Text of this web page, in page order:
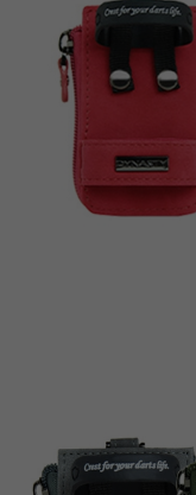
페이코 ID로 페